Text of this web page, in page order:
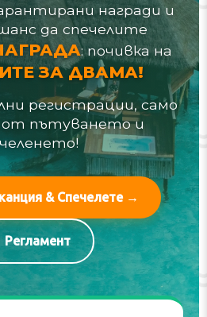
награди и
да спечелите
: почивка на
ЗА ДВАМА!
регистрации, само
пътуването и
& Спечелете →
Регламент